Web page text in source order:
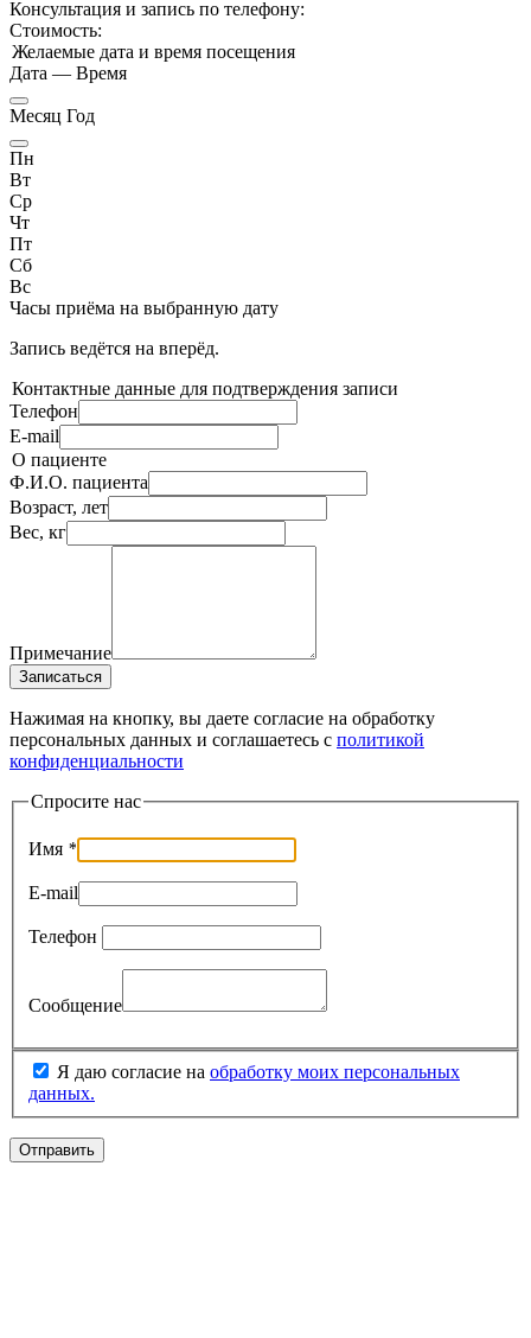
Консультация и запись по телефону:
Стоимость:
Желаемые дата и время посещения
Дата — Время
Месяц Год
Пн
Вт
Ср
Чт
Пт
Сб
Вс
Часы приёма на выбранную дату
Запись ведётся на вперёд.
Контактные данные для подтверждения записи
Телефон
E-mail
О пациенте
Ф.И.О. пациента
Возраст, лет
Вес, кг
Примечание
Записаться
Нажимая на кнопку, вы даете согласие на обработку
персональных данных и соглашаетесь c политикой
конфиденциальности
Спросите нас
Имя *
E-mail
Телефон
Сообщение
Я даю согласие на обработку моих персональных
данных.
Отправить